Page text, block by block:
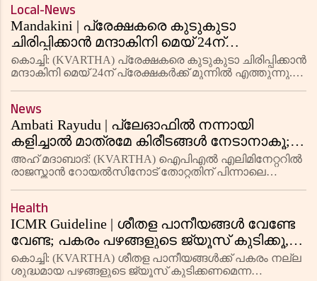
എന്‍ എസ്
Local-News
Mandakini | പ്രേക്ഷകരെ കുടുകുടാ
ചിരിപ്പിക്കാന്‍ മന്ദാകിനി മെയ് 24ന്
പ്രേക്ഷകര്‍ക്ക് മുന്നില്‍ എത്തുന്നു;
പ്രദര്‍ശിപ്പിക്കുന്ന തിയേറ്ററുകള്‍ അറിയാം
കൊച്ചി: (KVARTHA) പ്രേക്ഷകരെ കുടുകുടാ ചിരിപ്പിക്കാന്‍
മന്ദാകിനി മെയ് 24ന് പ്രേക്ഷകര്‍ക്ക് മുന്നില്‍ എത്തുന്നു.
News
Ambati Rayudu | പ്ലേഓഫില്‍ നന്നായി
കളിച്ചാല്‍ മാത്രമേ കിരീടങ്ങള്‍ നേടാനാകൂ;
വലിയ ആഘോഷപ്രകടനങ്ങള്‍
നടത്തിയെന്നുവച്ച് ആര്‍സിബിക്ക് ട്രോഫികള്‍
നേടാനാകില്ല; പരിഹാസവുമായി മുന്‍
ഇന്‍ഡ്യന്‍ താരം അംബാട്ടി റായുഡു
അഹ് മദാബാദ്: (KVARTHA) ഐപിഎല്‍ എലിമിനേറ്ററില്‍
രാജസ്താന്‍ റോയല്‍സിനോട് തോറ്റതിന് പിന്നാലെ
ആഘോഷപ്രകടനങ്ങള്‍ നടത്തിയ
Health
ICMR Guideline | ശീതള പാനീയങ്ങള്‍ വേണ്ടേ
വേണ്ട; പകരം പഴങ്ങളുടെ ജ്യൂസ് കുടിക്കൂ,
ആരോഗ്യം സംരക്ഷിക്കൂ; നിര്‍ദേശവുമായി
ഐസിഎംആര്‍
കൊച്ചി: (KVARTHA) ശീതള പാനീയങ്ങള്‍ക്ക് പകരം നല്ല
ശുദ്ധമായ പഴങ്ങളുടെ ജ്യൂസ് കുടിക്കണമെന്ന